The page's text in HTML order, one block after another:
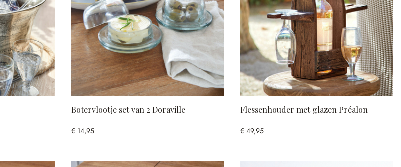
Botervlootje set van 2 Doraville
€ 14,95
Flessenhouder met glazen Préalon
€ 49,95